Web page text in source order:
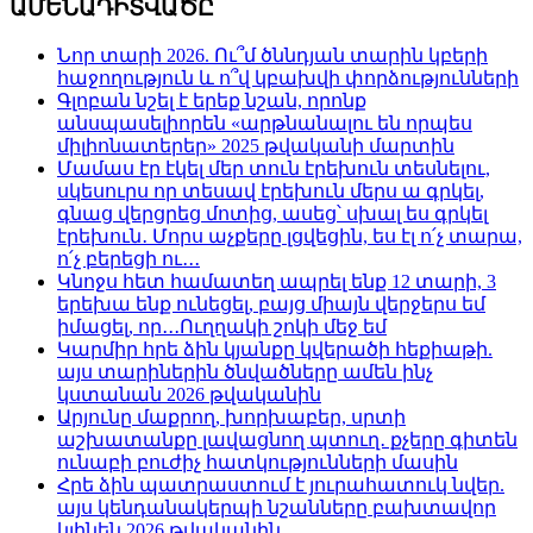
ԱՄԵՆԱԴԻՏՎԱԾԸ
Նոր տարի 2026. Ու՞մ ծննդյան տարին կբերի
հաջողություն և ո՞վ կբախվի փորձությունների
Գլոբան նշել է երեք նշան, որոնք
անսպասելիորեն «արթնանալու են որպես
միլիոնատերեր» 2025 թվականի մարտին
Մամաս էր էկել մեր տուն էրեխուն տեսնելու,
սկեսուրս որ տեսավ էրեխուն մերս ա գրկել,
գնաց վերցրեց մոտից, ասեց՝ սխալ ես գրկել
էրեխուն․ Մորս աչքերը լցվեցին, ես էլ ո՛չ տարա,
ո՛չ բերեցի ու․․․
Կնոջս հետ համատեղ ապրել ենք 12 տարի, 3
երեխա ենք ունեցել, բայց միայն վերջերս եմ
իմացել, որ․․․Ուղղակի շոկի մեջ եմ
Կարմիր հրե ձին կյանքը կվերածի հեքիաթի.
այս տարիներին ծնվածները ամեն ինչ
կստանան 2026 թվականին
Արյունը մաքրող, խորխաբեր, սրտի
աշխատանքը լավացնող պտուղ․ քչերը գիտեն
ունաբի բուժիչ հատկությունների մասին
Հրե ձին պատրաստում է յուրահատուկ նվեր.
այս կենդանակերպի նշանները բախտավոր